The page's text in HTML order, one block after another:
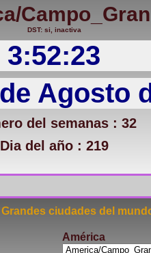
DST: si, inactiva
3:52:24
Agosto
del semanas : 32
Dia del año : 219
Grandes ciudades del
América